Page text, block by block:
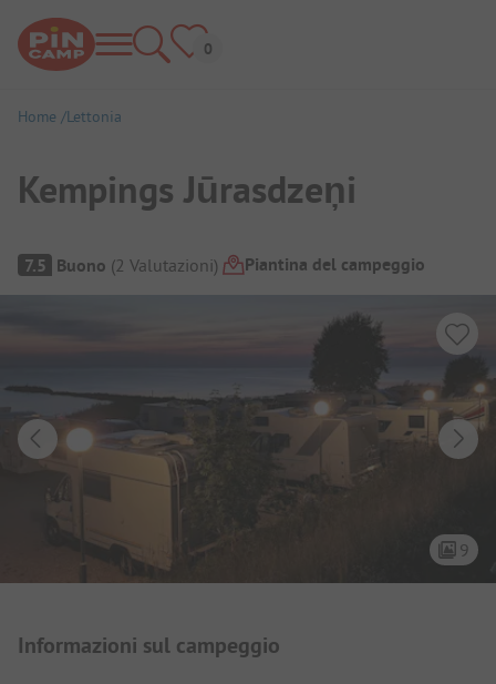
Home Lettonia
Kempings Jūrasdzeņi
Panoramica del campeggio
7.5 Buono (2 Valutazioni) Piantina del campeggio
9
Informazioni sul campeggio